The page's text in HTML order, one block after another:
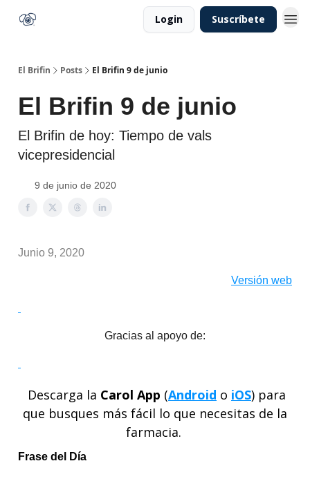
Login Suscríbete
El Brifin Posts El Brifin 9 de junio
El Brifin 9 de junio
El Brifin de hoy: Tiempo de vals
vicepresidencial
9 de junio de 2020
Junio 9, 2020
Versión web
Gracias al apoyo de:
Descarga la Carol App (Android o iOS) para
que busques más fácil lo que necesitas de la
farmacia.
Frase del Día